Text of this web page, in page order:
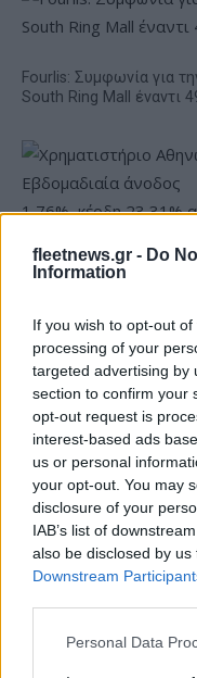
fleetnews.gr - Do
Information
If you wish to opt-out
processing of your
targeted advertising by
section to confirm your
opt-out request is
interest-based ads
us or personal
your opt-out. You may
disclosure of your
IAB’s list of
also be disclosed by
Downstream
Please note that this
Personal Data
Fourlis: Συμφωνία για
South Ring Mall έναντι
κέρδη 23,31% από τις
του έτους
Media: Με ενίσχυση 8
ξεκίνησε το